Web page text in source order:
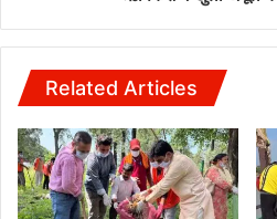
Related Articles